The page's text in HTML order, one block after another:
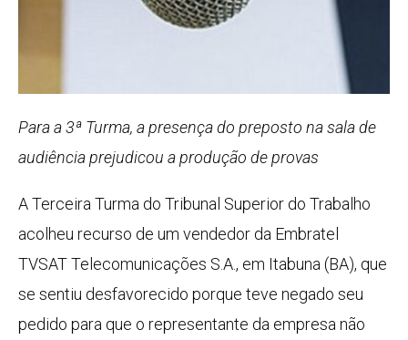
Para a 3ª Turma, a presença do preposto na sala de
audiência prejudicou a produção de provas
A Terceira Turma do Tribunal Superior do Trabalho
acolheu recurso de um vendedor da Embratel
TVSAT Telecomunicações S.A., em Itabuna (BA), que
se sentiu desfavorecido porque teve negado seu
pedido para que o representante da empresa não